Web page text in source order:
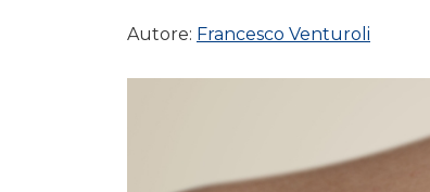
Autore: Francesco Venturoli